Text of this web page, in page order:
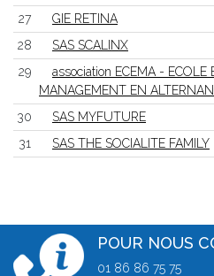
27
GIE RETINA
28
SAS SCALINX
29
association ECEMA - ECOLE
MANAGEMENT EN
30
SAS MYFUTURE
31
SAS THE SOCIALITE FAMILY
POUR NOUS
01 86 86 75 75